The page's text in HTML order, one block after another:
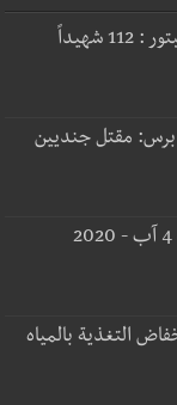
رجل الاعمال الاماراتي خلف الحبتور : 112 شهيداً
برس: مقتل جنديين
بالصور: انفجار المرفأ في بيروت 4 آب - 2020
التغذية بالمياه